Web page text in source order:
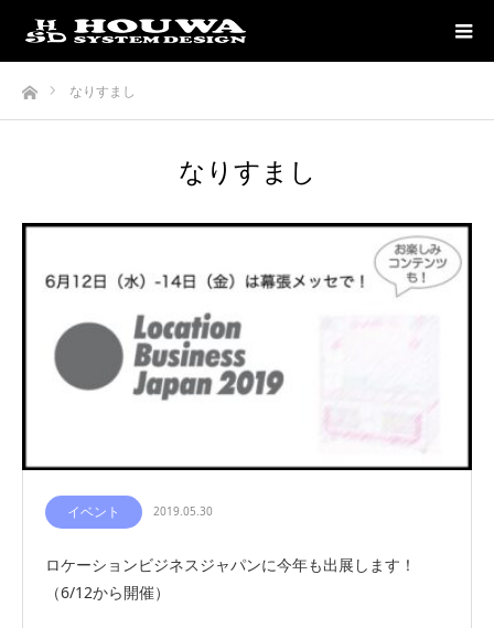
ホームなりすまし
なりすまし
イベント 2019.05.30
ロケーションビジネスジャパンに今年も出展します！
（6/12から開催）